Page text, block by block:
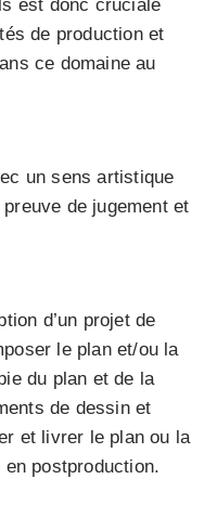
est donc cruciale
de production et
ce domaine au
un sens artistique
de jugement et
d’un projet de
le plan et/ou la
du plan et de la
de dessin et
et livrer le plan ou la
postproduction.